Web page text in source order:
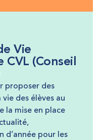
Vie
CVL (Conseil
proposer des
des élèves au
la mise en place
d’année pour les